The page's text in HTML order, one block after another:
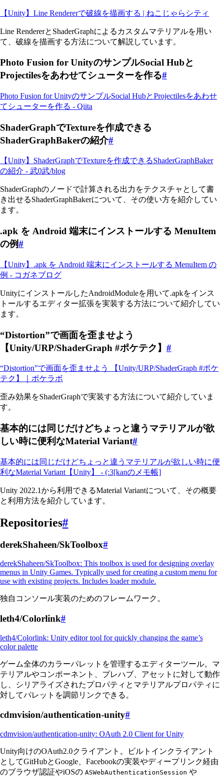
【Unity】Line Rendererで破線を描画する | ねこじゃらシティ
Line RendererとShaderGraphによるカスタムマテリアルを用い
て、破線を描画する方法について解説しています。
Photo Fusion for UnityのサンプルSocial Hubと
Projectilesをあわせてシューターを作る#
Photo Fusion for UnityのサンプルSocial HubとProjectilesをあわせ
てシューターを作る - Qiita
ShaderGraphでTextureを作成できる
ShaderGraphBakerの紹介#
【Unity】ShaderGraphでTextureを作成できるShaderGraphBaker
の紹介 - 武0武/blog
ShaderGraphのノードで計算される出力をテクスチャとして書
き出せるShaderGraphBakerについて、その使い方を紹介してい
ます。
.apk を Android 端末にインストールする MenuItem
の例#
【Unity】.apk を Android 端末にインストールする MenuItem の
例 - コガネブログ
UnityにインストールしたAndroidModuleを用いて.apkをインス
トールするエディター拡張を実装する方法について紹介してい
ます。
“Distortion”で画面を歪ませよう
【Unity/URP/ShaderGraph #ポケテク】 #
“Distortion”で画面を歪ませよう 【Unity/URP/ShaderGraph #ポケ
テク】｜ポケラボ
歪み効果をShaderGraphで実装する方法について紹介していま
す。
基本的には同じだけどちょっと違うマテリアルが欲
しい時に便利なMaterial Variant#
基本的には同じだけどちょっと違うマテリアルが欲しい時に便
利なMaterial Variant【Unity】 - (:3[kanのメモ帳]
Unity 2022.1から利用できるMaterial Variantについて、その概要
と利用方法を紹介しています。
Repositories#
derekShaheen/SkToolbox#
derekShaheen/SkToolbox: This toolbox is used for designing overlay
menus in Unity Games. Typically used for creating a custom menu for
use with existing projects. Includes loader module.
独自コンソール実装のためのフレームワーク。
leth4/Colorlink#
leth4/Colorlink: Unity editor tool for quickly changing the game’s
color palette
ゲーム全体のカラーパレットを管理するエディターツール。マ
テリアルやコンポーネント、プレハブ、アセットに対して動作
し、シリアライズされたプロパティとマテリアルプロパティに
対してパレットを調節リンクできる。
cdmvision/authentication-unity#
cdmvision/authentication-unity: OAuth 2.0 Client for Unity
Unity向けのOAuth2.0クライアント。ビルトインクライアント
としてGitHubとGoogle、Facebookの実装やディープリンク経由
のブラウザ認証やiOSの ASWebAuthenticationSession や